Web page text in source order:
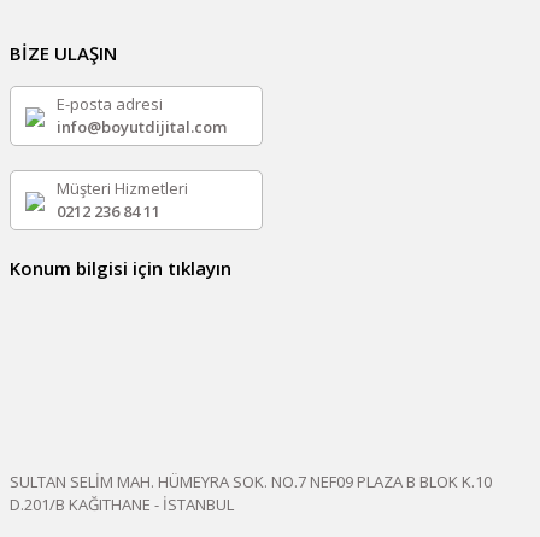
BİZE ULAŞIN
E-posta adresi
info@boyutdijital.com
Müşteri Hizmetleri
0212 236 84 11
Konum bilgisi için tıklayın
SULTAN SELİM MAH. HÜMEYRA SOK. NO.7 NEF09 PLAZA B BLOK K.10
D.201/B KAĞITHANE - İSTANBUL